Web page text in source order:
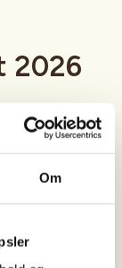
Om
2026